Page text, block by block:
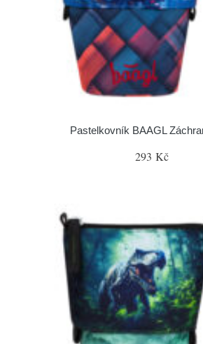
Pastelkovník BAAGL
293 Kč